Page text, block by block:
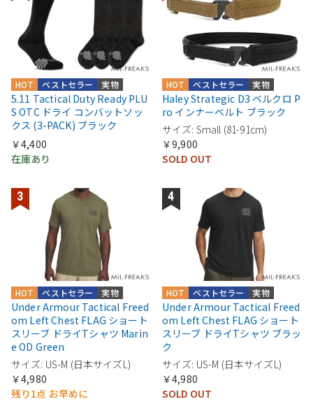
実物
ベストセラー
HOT
5.11 Tactical Duty Ready PLU
S OTC ドライ コンバットソッ
クス (3-PACK) ブラック
￥4,400
在庫あり
実物
ベストセラー
HOT
Haley Strategic D3 ベルクロ P
ro インナーベルト ブラック
サイズ: Small (81-91cm)
￥9,900
SOLD OUT
実物
ベストセラー
HOT
Under Armour Tactical Freed
om Left Chest FLAG ショート
スリーブ ドライTシャツ Marin
e OD Green
サイズ: US-M (日本サイズL)
￥4,980
残り1点 お早めに
実物
ベストセラー
HOT
Under Armour Tactical Freed
om Left Chest FLAG ショート
スリーブ ドライTシャツ ブラッ
ク
サイズ: US-M (日本サイズL)
￥4,980
SOLD OUT